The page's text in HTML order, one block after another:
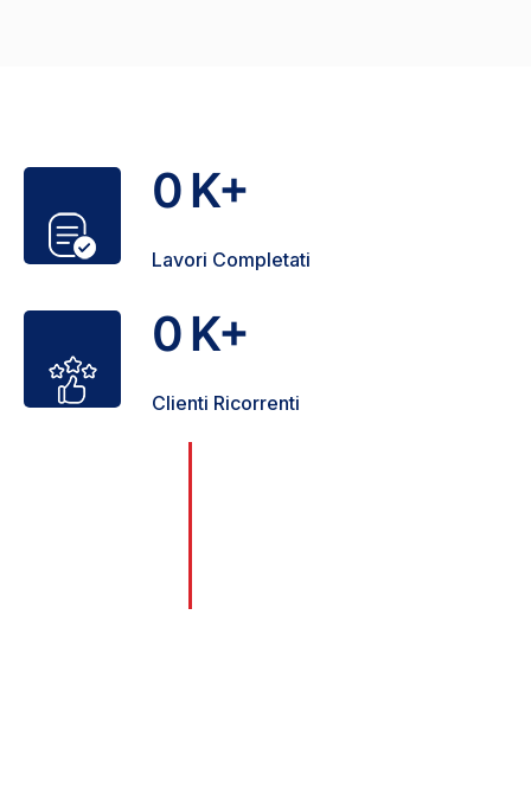
0K+
Lavori Completati
0K+
Clienti Ricorrenti